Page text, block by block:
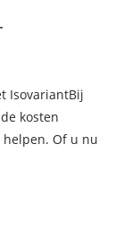
IsovariantBij
kosten
Of u nu